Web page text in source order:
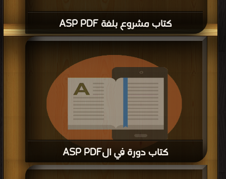
كتاب مشروع بلغة ASP PDF
كتاب دورة في الASP PDF
قراءة و تحميل كتاب كتاب دورة في الASP PDF مجانا | مكتبة > كتب في